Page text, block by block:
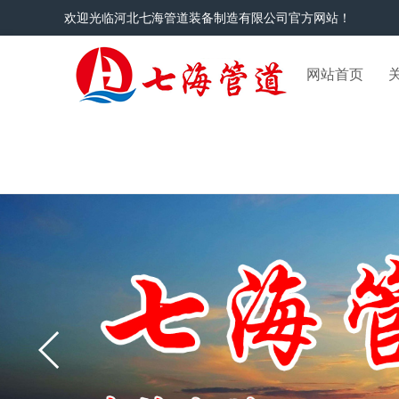
欢迎光临河北七海管道装备制造有限公司官方网站！
网站首页